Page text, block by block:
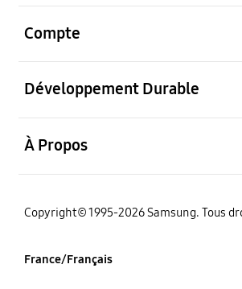
Compte
Développement Durable
À Propos
‌Copyright© 1995-2026 Samsung. Tous
France/Français